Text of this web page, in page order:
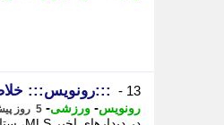
13 - :::رونویس:::
رونویس- ورزشی- 5 روز پیش - یکشنبه 11 مرداد 1405، 12:13